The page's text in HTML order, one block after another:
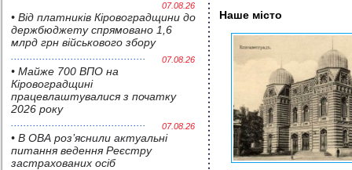
07.08.26
• Від платників Кіровоградщини до
держбюджету спрямовано 1,6
млрд грн військового збору
07.08.26
• Майже 700 ВПО на
Кіровоградщині
працевлаштувалися з початку
2026 року
07.08.26
• В ОВА роз’яснили актуальні
питання ведення Реєстру
застрахованих осіб
Наше місто